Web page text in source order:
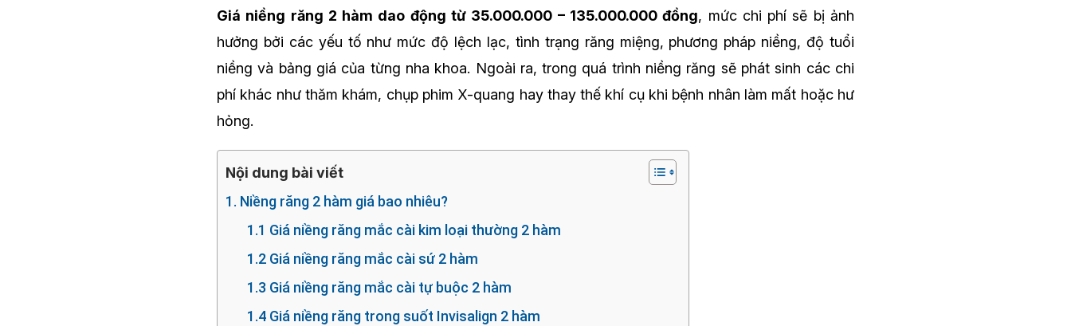
Giá niềng răng 2 hàm dao động từ 35.000.000 – 135.000.000 đồng, mức chi phí sẽ bị ảnh
hưởng bởi các yếu tố như mức độ lệch lạc, tình trạng răng miệng, phương pháp niềng, độ tuổi
niềng và bảng giá của từng nha khoa. Ngoài ra, trong quá trình niềng răng sẽ phát sinh các chi
phí khác như thăm khám, chụp phim X-quang hay thay thế khí cụ khi bệnh nhân làm mất hoặc hư
hỏng.
Nội dung bài viết
1. Niềng răng 2 hàm giá bao nhiêu?
1.1 Giá niềng răng mắc cài kim loại thường 2 hàm
1.2 Giá niềng răng mắc cài sứ 2 hàm
1.3 Giá niềng răng mắc cài tự buộc 2 hàm
1.4 Giá niềng răng trong suốt Invisalign 2 hàm